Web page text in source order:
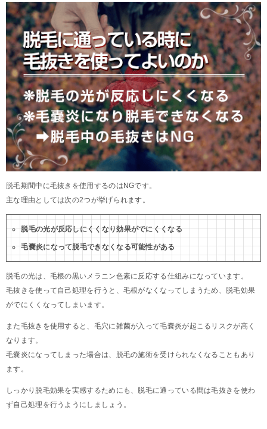
脱毛期間中に毛抜きを使用するのはNGです。
主な理由としては次の2つが挙げられます。
脱毛の光が反応しにくくなり効果がでにくくなる
毛嚢炎になって脱毛できなくなる可能性がある
脱毛の光は、毛根の黒いメラニン色素に反応する仕組みになっています。
毛抜きを使って自己処理を行うと、毛根がなくなってしまうため、脱毛効果
がでにくくなってしまいます。
また毛抜きを使用すると、毛穴に雑菌が入って毛嚢炎が起こるリスクが高く
なります。
毛嚢炎になってしまった場合は、脱毛の施術を受けられなくなることもあり
ます。
しっかり脱毛効果を実感するためにも、脱毛に通っている間は毛抜きを使わ
ず自己処理を行うようにしましょう。